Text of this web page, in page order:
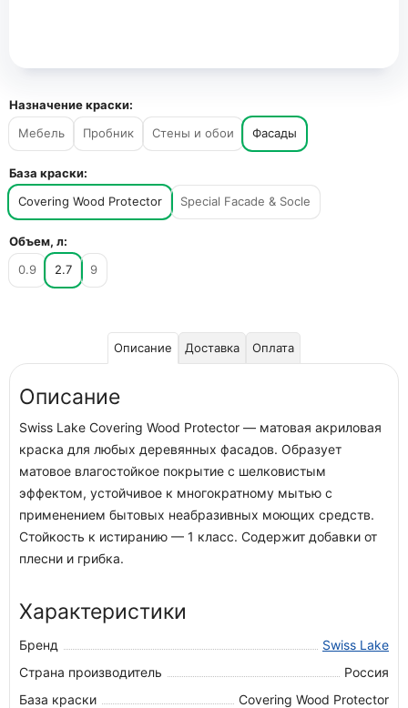
Назначение краски:
Мебель
Пробник Стены и обои Фасады
База краски:
Covering Wood Protector
Special Facade & Socle
Объем, л:
0.9
2.7 9
Описание Доставка Оплата
Описание
Swiss Lake Covering Wood Protector — матовая акриловая
краска для любых деревянных фасадов. Образует
матовое влагостойкое покрытие с шелковистым
эффектом, устойчивое к многократному мытью с
применением бытовых неабразивных моющих средств.
Стойкость к истиранию — 1 класс. Содержит добавки от
плесни и грибка.
Характеристики
Бренд
Swiss Lake
Страна производитель
Россия
База краски
Covering Wood Protector